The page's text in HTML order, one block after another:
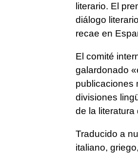
literario. El
diálogo
recae en
El comité
galardonado
publicaciones
divisiones
de la
Traducido a
italiano,